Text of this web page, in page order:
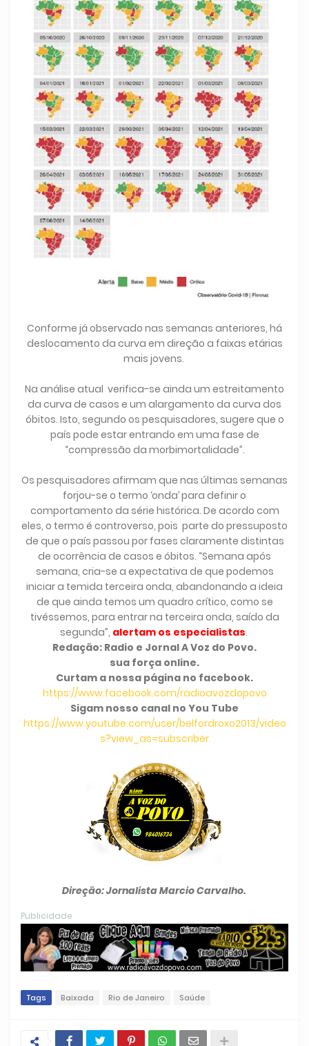
Conforme já observado nas semanas anteriores, há
deslocamento da curva em direção a faixas etárias
mais jovens.
Na análise atual verifica-se ainda um estreitamento
da curva de casos e um alargamento da curva dos
óbitos. Isto, segundo os pesquisadores, sugere que o
país pode estar entrando em uma fase de
“compressão da morbimortalidade”.
Os pesquisadores afirmam que nas últimas semanas
forjou-se o termo ‘onda’ para definir o
comportamento da série histórica. De acordo com
eles, o termo é controverso, pois parte do pressuposto
de que o país passou por fases claramente distintas
de ocorrência de casos e óbitos. “Semana após
semana, cria-se a expectativa de que podemos
iniciar a temida terceira onda, abandonando a ideia
de que ainda temos um quadro crítico, como se
tivéssemos, para entrar na terceira onda, saído da
segunda”, alertam os especialistas.
Redação: Radio e Jornal A Voz do Povo.
sua força online.
Curtam a nossa página no facebook.
https://www.facebook.com/radioavozdopovo
Sigam nosso canal no You Tube
https://www.youtube.com/user/belfordroxo2013/video
s?view_as=subscriber
Direção: Jornalista Marcio Carvalho.
Publicidade
Tags Baixada Rio de Janeiro Saúde